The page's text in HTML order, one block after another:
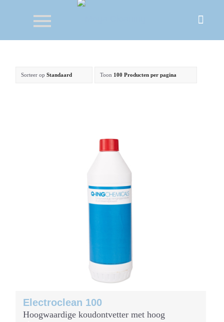
Sorteer opStandaard Toon 100 Producten per pagina
Electroclean 100
Hoogwaardige koudontvetter met hoog